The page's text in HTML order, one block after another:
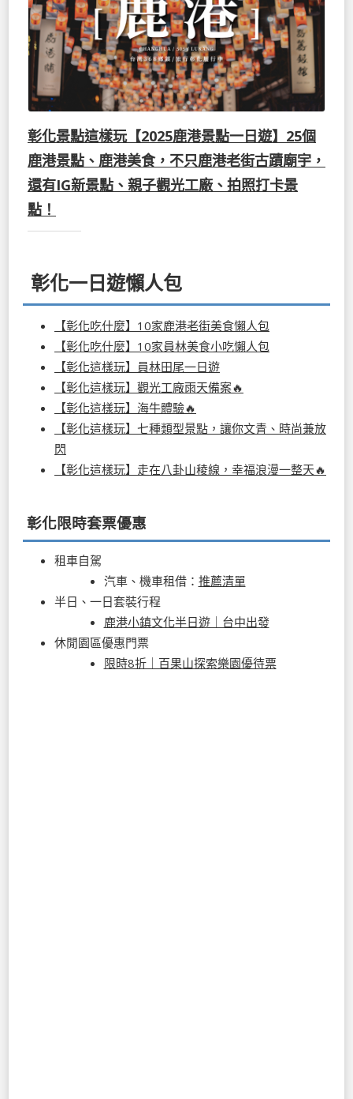
彰化景點這樣玩【2025鹿港景點一日遊】25個
鹿港景點、鹿港美食，不只鹿港老街古蹟廟宇，
還有IG新景點、親子觀光工廠、拍照打卡景
點！
彰化一日遊懶人包
【彰化吃什麼】10家鹿港老街美食懶人包
【彰化吃什麼】10家員林美食小吃懶人包
【彰化這樣玩】員林田尾一日遊
【彰化這樣玩】觀光工廠雨天備案🔥
【彰化這樣玩】海牛體驗🔥
【彰化這樣玩】七種類型景點，讓你文青、時尚兼放
閃
【彰化這樣玩】走在八卦山稜線，幸福浪漫一整天🔥
彰化限時套票優惠
租車自駕
汽車、機車租借： 推薦清單
半日、一日套裝行程
鹿港小鎮文化半日遊｜台中出發
休閒園區優惠門票
限時8折｜百果山探索樂園優待票